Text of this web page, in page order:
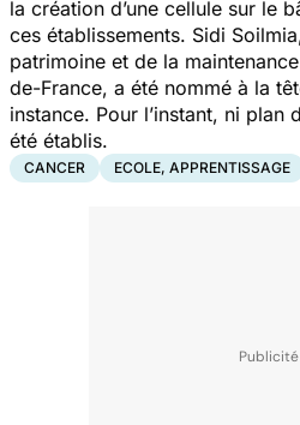
la création d’une cellule sur le
ces établissements. Sidi
patrimoine et de la
de-France, a été nommé à la
instance. Pour l’instant, ni plan
été établis.
CANCER ECOLE, APPRENTISSAGE